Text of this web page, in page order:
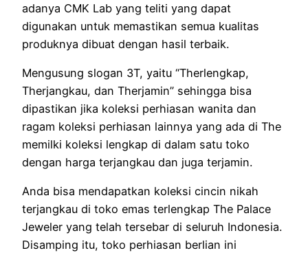
adanya CMK Lab yang teliti yang dapat
digunakan untuk memastikan semua kualitas
produknya dibuat dengan hasil terbaik.
Mengusung slogan 3T, yaitu “Therlengkap,
Therjangkau, dan Therjamin” sehingga bisa
dipastikan jika koleksi perhiasan wanita dan
ragam koleksi perhiasan lainnya yang ada di The
memilki koleksi lengkap di dalam satu toko
dengan harga terjangkau dan juga terjamin.
Anda bisa mendapatkan koleksi cincin nikah
terjangkau di toko emas terlengkap The Palace
Jeweler yang telah tersebar di seluruh Indonesia.
Disamping itu, toko perhiasan berlian ini